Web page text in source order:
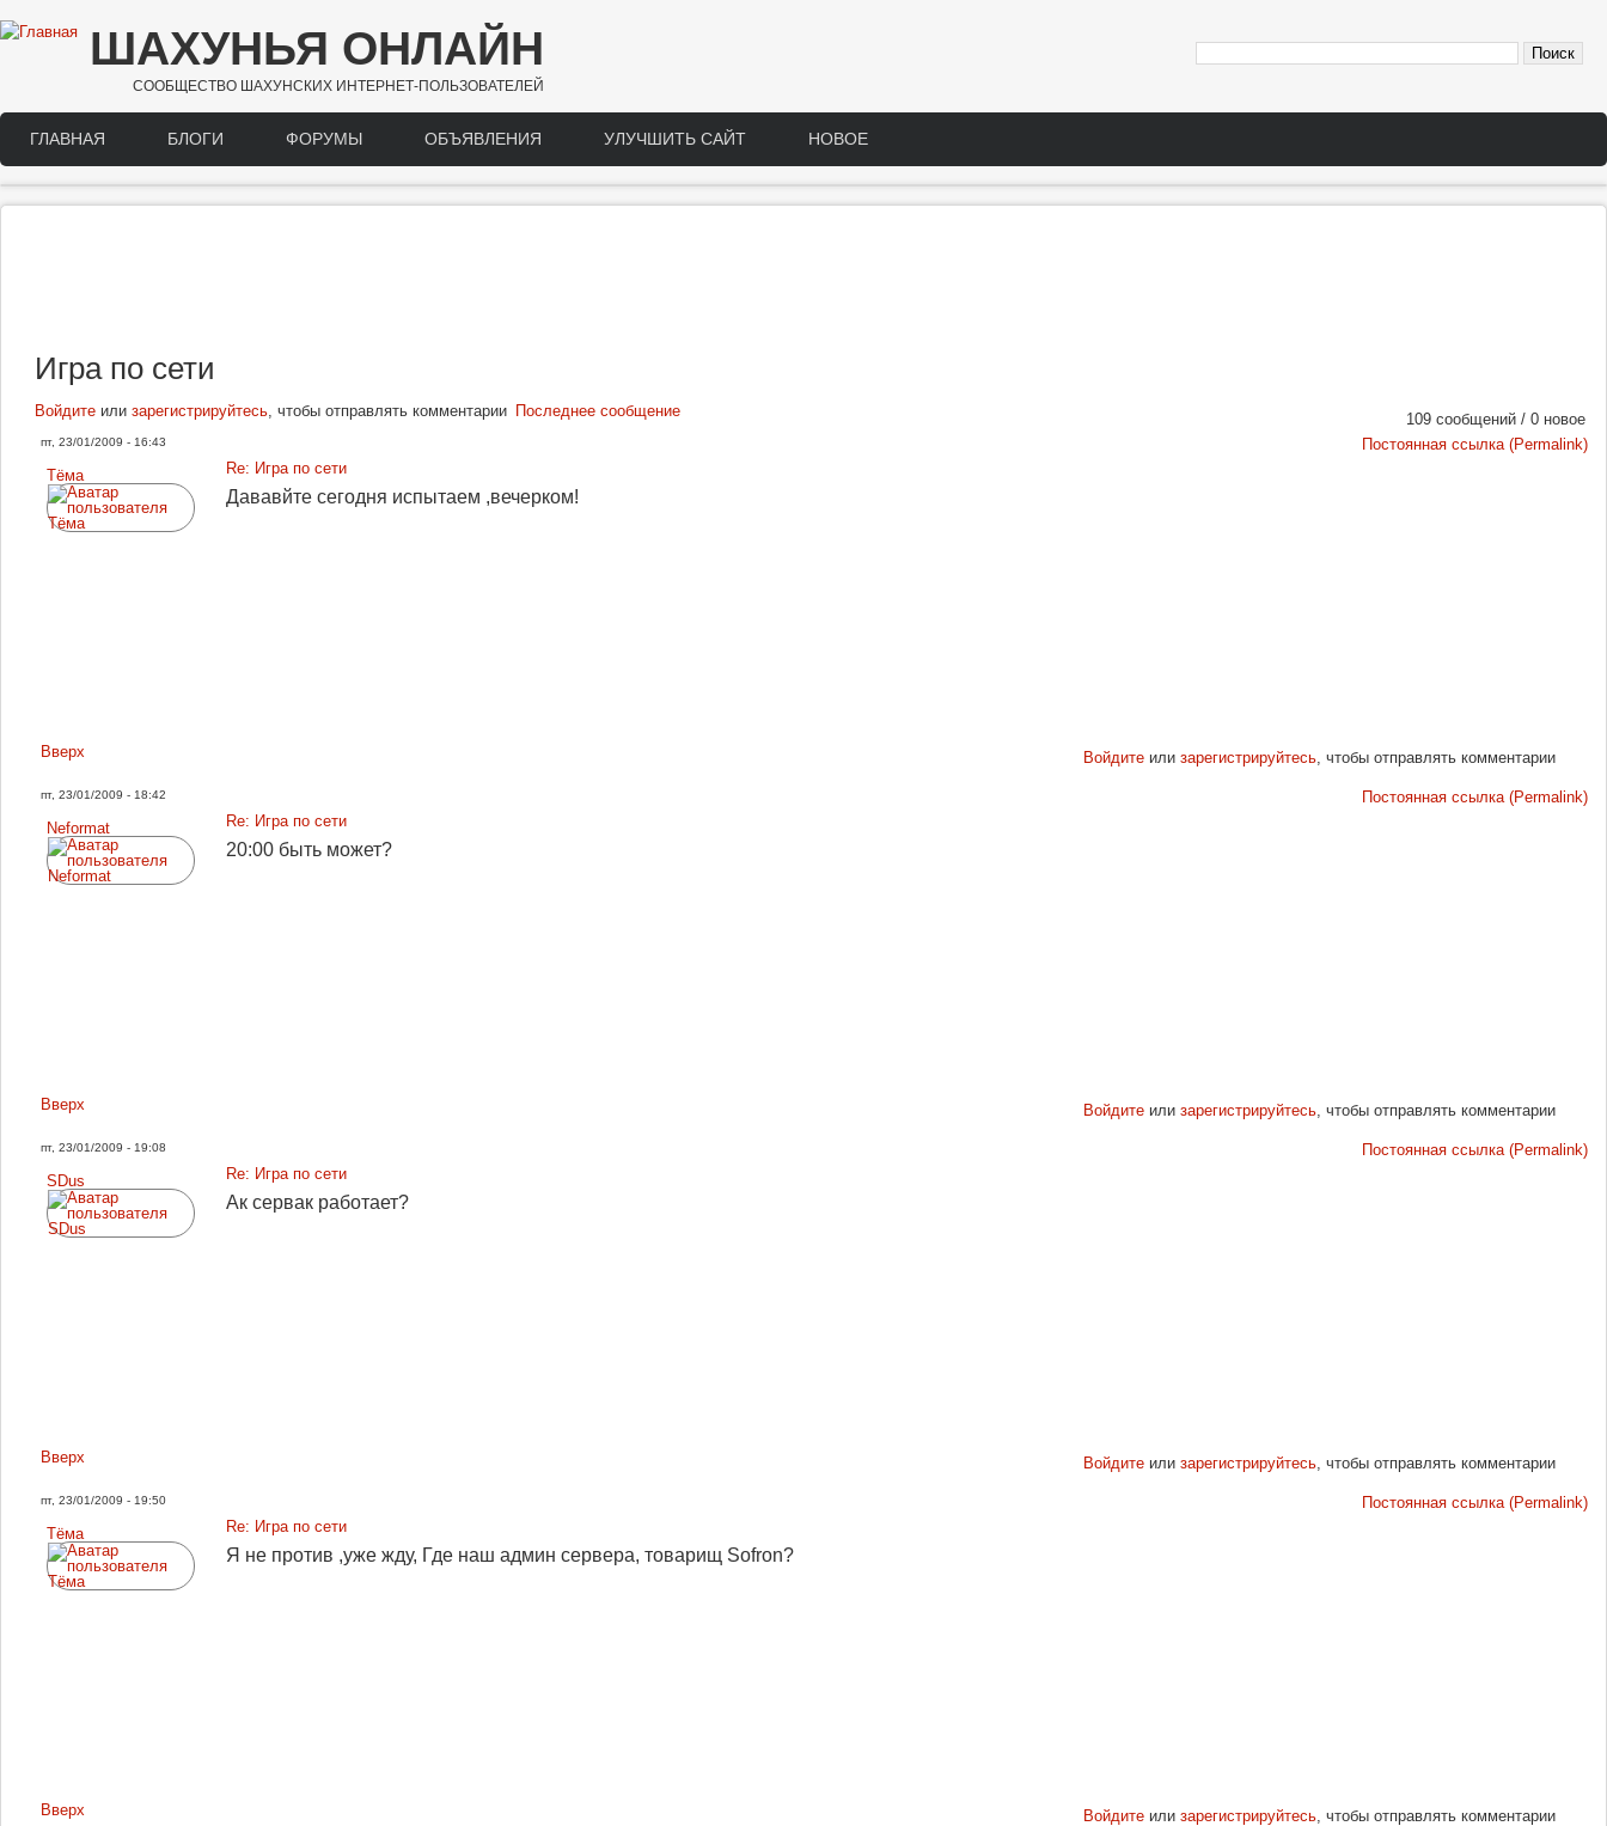
Перейти к основному содержанию
ШАХУНЬЯ ОНЛАЙН
СООБЩЕСТВО ШАХУНСКИХ ИНТЕРНЕТ-ПОЛЬЗОВАТЕЛЕЙ
Main menu
ГЛАВНАЯ БЛОГИ ФОРУМЫ ОБЪЯВЛЕНИЯ УЛУЧШИТЬ САЙТ НОВОЕ
Игра по сети
109 сообщений / 0 новое
Войдите или зарегистрируйтесь, чтобы отправлять комментарии Последнее сообщение
пт, 23/01/2009 - 16:43
Постоянная ссылка (Permalink)
Tёма
Re: Игра по сети
Дававйте сегодня испытаем ,вечерком!
Вверх Войдитеили зарегистрируйтесь, чтобы отправлять комментарии
пт, 23/01/2009 - 18:42
Постоянная ссылка (Permalink)
Neformat
Re: Игра по сети
20:00 быть может?
Вверх Войдитеили зарегистрируйтесь, чтобы отправлять комментарии
пт, 23/01/2009 - 19:08
Постоянная ссылка (Permalink)
SDus
Re: Игра по сети
Ак сервак работает?
Вверх Войдитеили зарегистрируйтесь, чтобы отправлять комментарии
пт, 23/01/2009 - 19:50
Постоянная ссылка (Permalink)
Tёма
Re: Игра по сети
Я не против ,уже жду, Где наш админ сервера, товарищ Sofron?
Вверх Войдитеили зарегистрируйтесь, чтобы отправлять комментарии